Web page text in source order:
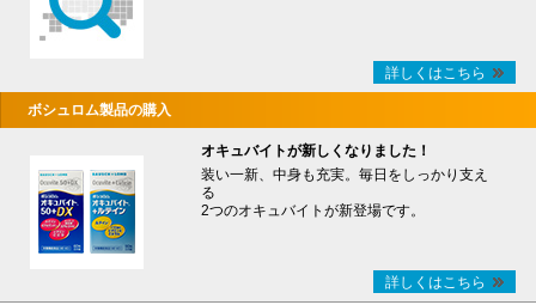
詳しくはこちら
ボシュロム製品の購入
オキュバイトが新しくなりました！
装い一新、中身も充実。毎日をしっかり支え
る
2つのオキュバイトが新登場です。
詳しくはこちら